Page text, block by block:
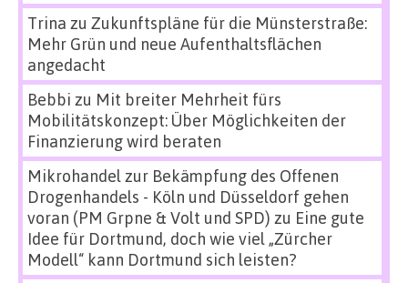
Trina zu Zukunftspläne für die Münsterstraße:
Mehr Grün und neue Aufenthaltsflächen
angedacht
Bebbi zu Mit breiter Mehrheit fürs
Mobilitätskonzept: Über Möglichkeiten der
Finanzierung wird beraten
Mikrohandel zur Bekämpfung des Offenen
Drogenhandels - Köln und Düsseldorf gehen
voran (PM Grpne & Volt und SPD) zu Eine gute
Idee für Dortmund, doch wie viel „Zürcher
Modell“ kann Dortmund sich leisten?